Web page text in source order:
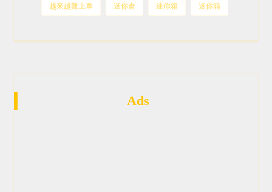
越來越難上車 迷你倉 迷你箱 迷你箱
Ads